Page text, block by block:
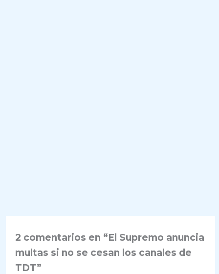
2 comentarios en “El Supremo anuncia
multas si no se cesan los canales de
TDT”